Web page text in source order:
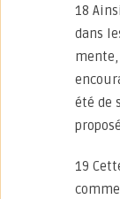
18
dans
été de
19